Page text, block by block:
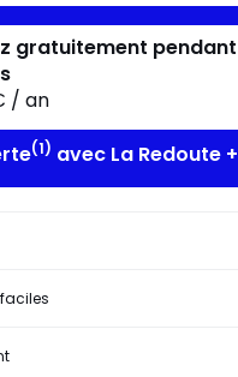
gratuitement pendant
/ an
(1) avec La Redoute +